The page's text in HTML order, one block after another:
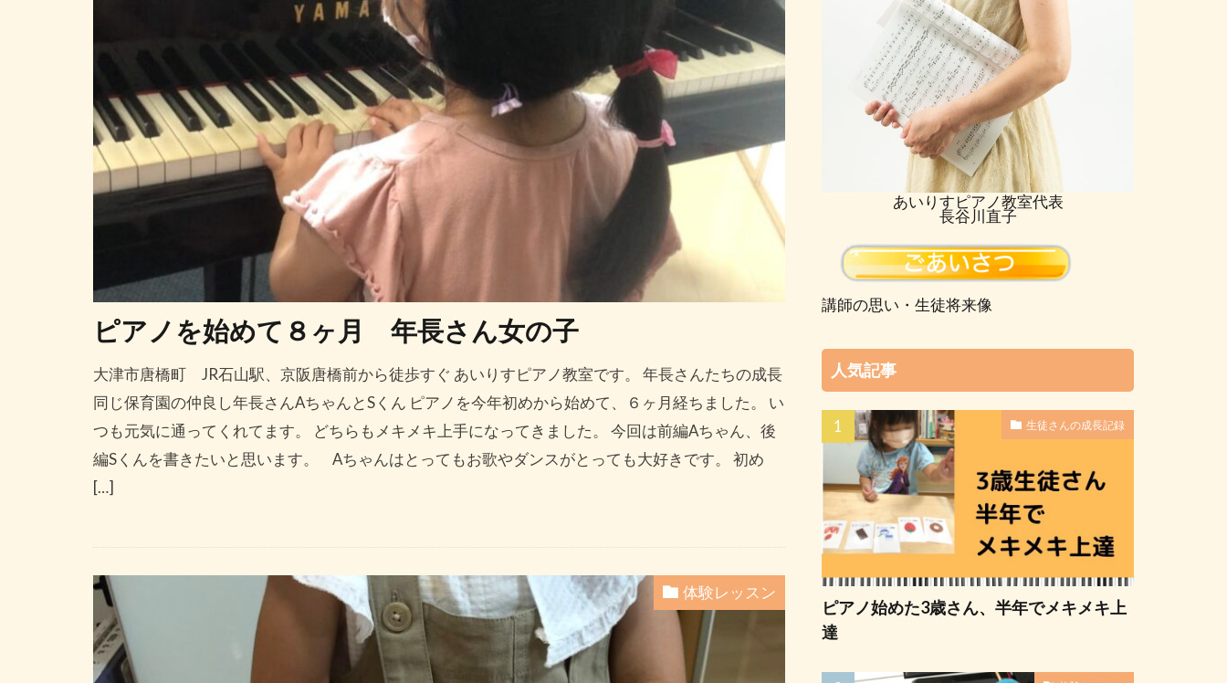
ピアノを始めて８ヶ月 年長さん女の子
大津市唐橋町 JR石山駅、京阪唐橋前から徒歩すぐ あいりすピアノ教室です。 年長さんたちの成長
同じ保育園の仲良し年長さんAちゃんとSくん ピアノを今年初めから始めて、６ヶ月経ちました。 い
つも元気に通ってくれてます。 どちらもメキメキ上手になってきました。 今回は前編Aちゃん、後
編Sくんを書きたいと思います。 Aちゃんはとってもお歌やダンスがとっても大好きです。 初め
[…]
体験レッスン
あいりすピアノ教室代表
長谷川直子
講師の思い・生徒将来像
人気記事
生徒さんの成長記録
ピアノ始めた3歳さん、半年でメキメキ上
達